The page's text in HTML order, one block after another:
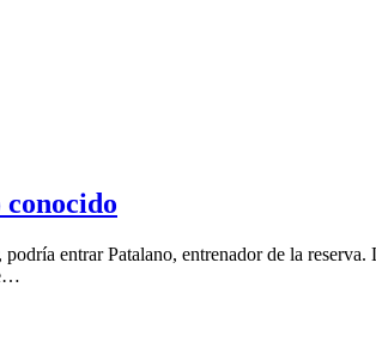
entrar Patalano, entrenador de la